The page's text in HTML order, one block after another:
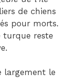
de chiens
pour morts.
turque reste
largement le